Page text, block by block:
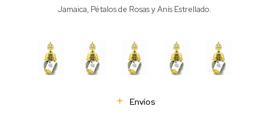
Jamaica, Pétalos de Rosas y Anís Estrellado.
Envíos